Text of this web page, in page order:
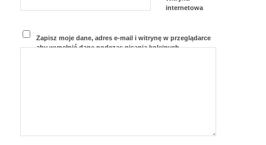
internetowa
Zapisz moje dane, adres e-mail i witrynę w przeglądarce
aby wypełnić dane podczas pisania kolejnych